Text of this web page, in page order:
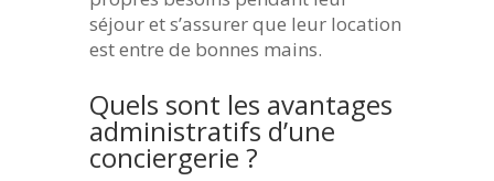
séjour et s’assurer que leur location
est entre de bonnes mains.
Quels sont les avantages
administratifs d’une
conciergerie ?